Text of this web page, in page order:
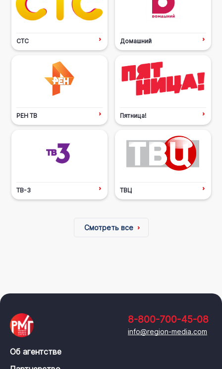
СТС Домашний
РЕН ТВ Пятница!
ТВ-3 ТВЦ
Смотреть все
8-800-700-45-08
info@region-media.com
Об агентстве